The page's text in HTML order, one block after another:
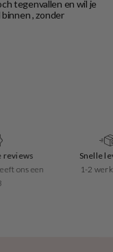
tegenvallen en wil je
, zonder
een
Snelle levering
1-2 werkdagen